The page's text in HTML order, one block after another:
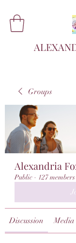
Groups
Alexandria
Public · 127 members
Discussion Media